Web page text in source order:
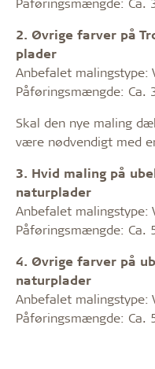
2. Øvrige farver på
plader
Anbefalet malingstype:
Påføringsmængde: Ca.
Skal den nye maling
være nødvendigt med
3. Hvid maling på
naturplader
Anbefalet malingstype:
Påføringsmængde: Ca.
4. Øvrige farver på
naturplader
Anbefalet malingstype:
Påføringsmængde: Ca.